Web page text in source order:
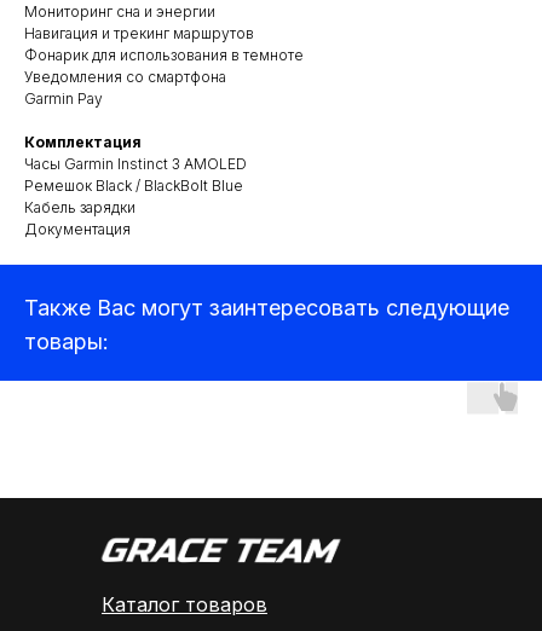
Мониторинг сна и энергии
Навигация и трекинг маршрутов
Фонарик для использования в темноте
Уведомления со смартфона
Garmin Pay
Комплектация
Часы Garmin Instinct 3 AMOLED
Ремешок Black / BlackBolt Blue
Кабель зарядки
Документация
Также Вас могут заинтересовать следующие
товары:
Каталог товаров
Аксессуары для квадрокоптеров
Детекторы и подавители БПЛА
Прицелы
Компьютеры и ноутбуки
Аудиотехника